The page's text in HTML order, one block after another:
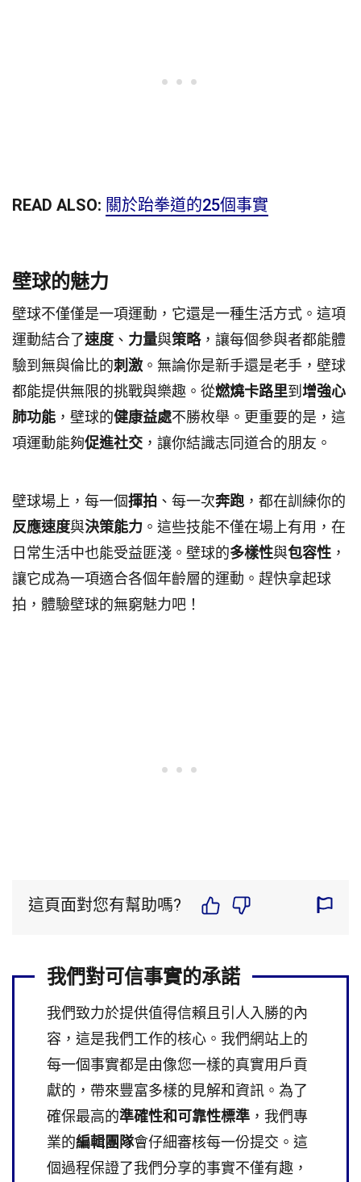
READ ALSO: 關於跆拳道的25個事實
壁球的魅力
壁球不僅僅是一項運動，它還是一種生活方式。這項
運動結合了速度 、 力量與策略，讓每個參與者都能體
驗到無與倫比的刺激 。無論你是新手還是老手，壁球
都能提供無限的挑戰與樂趣。從燃燒卡路里到 增強心
肺功能 ，壁球的健康益處不勝枚舉。更重要的是，這
項運動能夠促進社交 ，讓你結識志同道合的朋友。
壁球場上，每一個揮拍 、每一次奔跑 ，都在訓練你的
反應速度與決策能力 。這些技能不僅在場上有用，在
日常生活中也能受益匪淺。壁球的多樣性與包容性 ，
讓它成為一項適合各個年齡層的運動。趕快拿起球
拍，體驗壁球的無窮魅力吧！
這頁面對您有幫助嗎?
我們對可信事實的承諾
我們致力於提供值得信賴且引人入勝的內
容，這是我們工作的核心。我們網站上的
每一個事實都是由像您一樣的真實用戶貢
獻的，帶來豐富多樣的見解和資訊。為了
確保最高的準確性和可靠性標準 ，我們專
業的編輯團隊會仔細審核每一份提交。這
個過程保證了我們分享的事實不僅有趣，